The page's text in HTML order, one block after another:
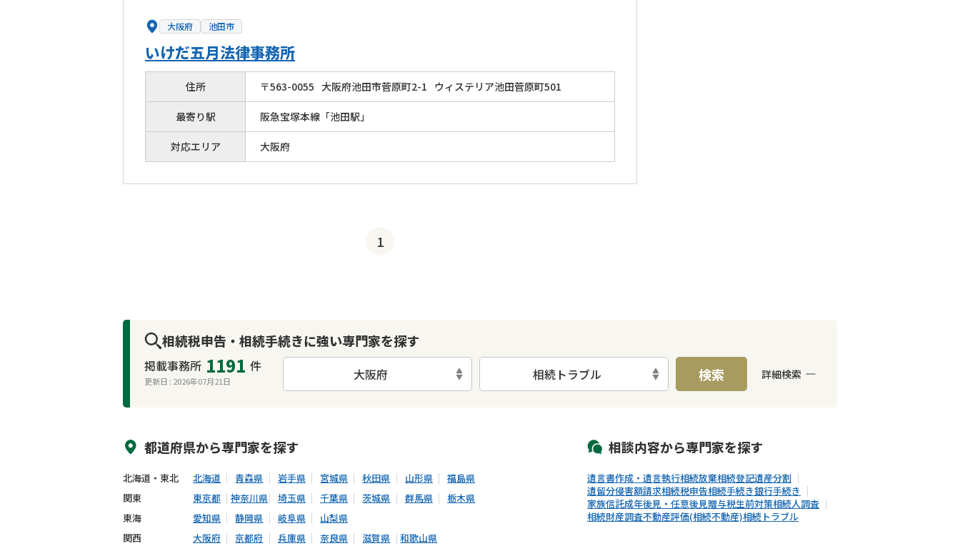
大阪府 池田市
いけだ五月法律事務所
住所 〒563-0055 大阪府池田市菅原町2-1 ウィステリア池田菅原町501
最寄り駅 阪急宝塚本線「池田駅」
対応エリア 大阪府
1
相続税申告・相続手続きに強い専門家を探す
掲載事務所 1191 件
更新日 : 2026年07月21日 大阪府 相続トラブル 検索 詳細検索
都道府県から専門家を探す
北海道・東北 北海道 青森県 岩手県 宮城県 秋田県 山形県
福島県
関東
東京都 神奈川県 埼玉県 千葉県 茨城県 群馬県
栃木県
東海
愛知県 静岡県 岐阜県
山梨県
関西
大阪府 京都府 兵庫県 奈良県 滋賀県 和歌山県
相談内容から専門家を探す
遺言書作成・遺言執行相続放棄相続登記遺産分割
遺留分侵害額請求相続税申告相続手続き銀行手続き
家族信託成年後見・任意後見贈与税生前対策相続人調査
相続財産調査不動産評価(相続不動産)相続トラブル